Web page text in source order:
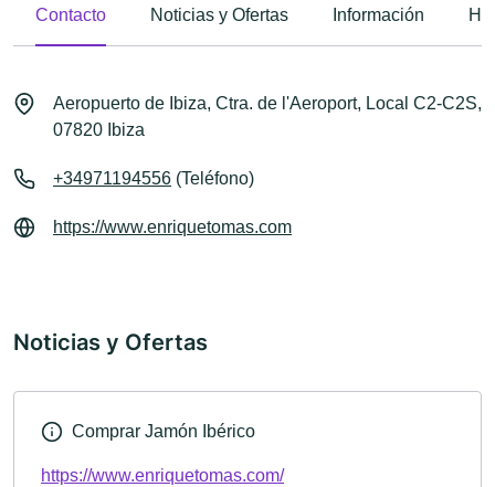
Contacto Noticias y Ofertas Información
Aeropuerto de Ibiza, Ctra. de l'Aeroport, Local C2-C2S,
07820 Ibiza
+34971194556 (Teléfono)
https://www.enriquetomas.com
Noticias y Ofertas
Comprar Jamón Ibérico
https://www.enriquetomas.com/